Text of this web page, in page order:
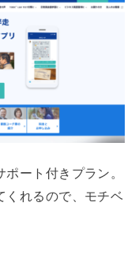
ート付きプラン。
くれるので、モチベ